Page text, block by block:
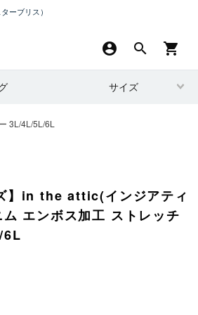
ーブリス）
shopping_cart
search
account_circle
サイズ
3L/4L/5L/6L
】in the attic(インジアティ
エンボス加工 ストレッチ
6L